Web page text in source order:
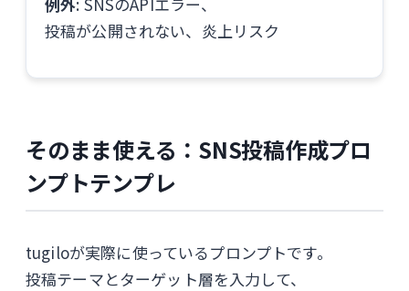
投稿が公開されない、炎上リスク
そのまま使える：SNS投稿作成プロ
ンプトテンプレ
tugiloが実際に使っているプロンプトです。
投稿テーマとターゲット層を入力して、